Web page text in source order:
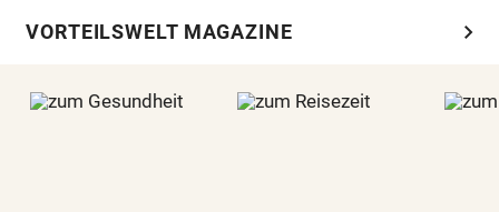
VORTEILSWELT MAGAZINE chevron_right